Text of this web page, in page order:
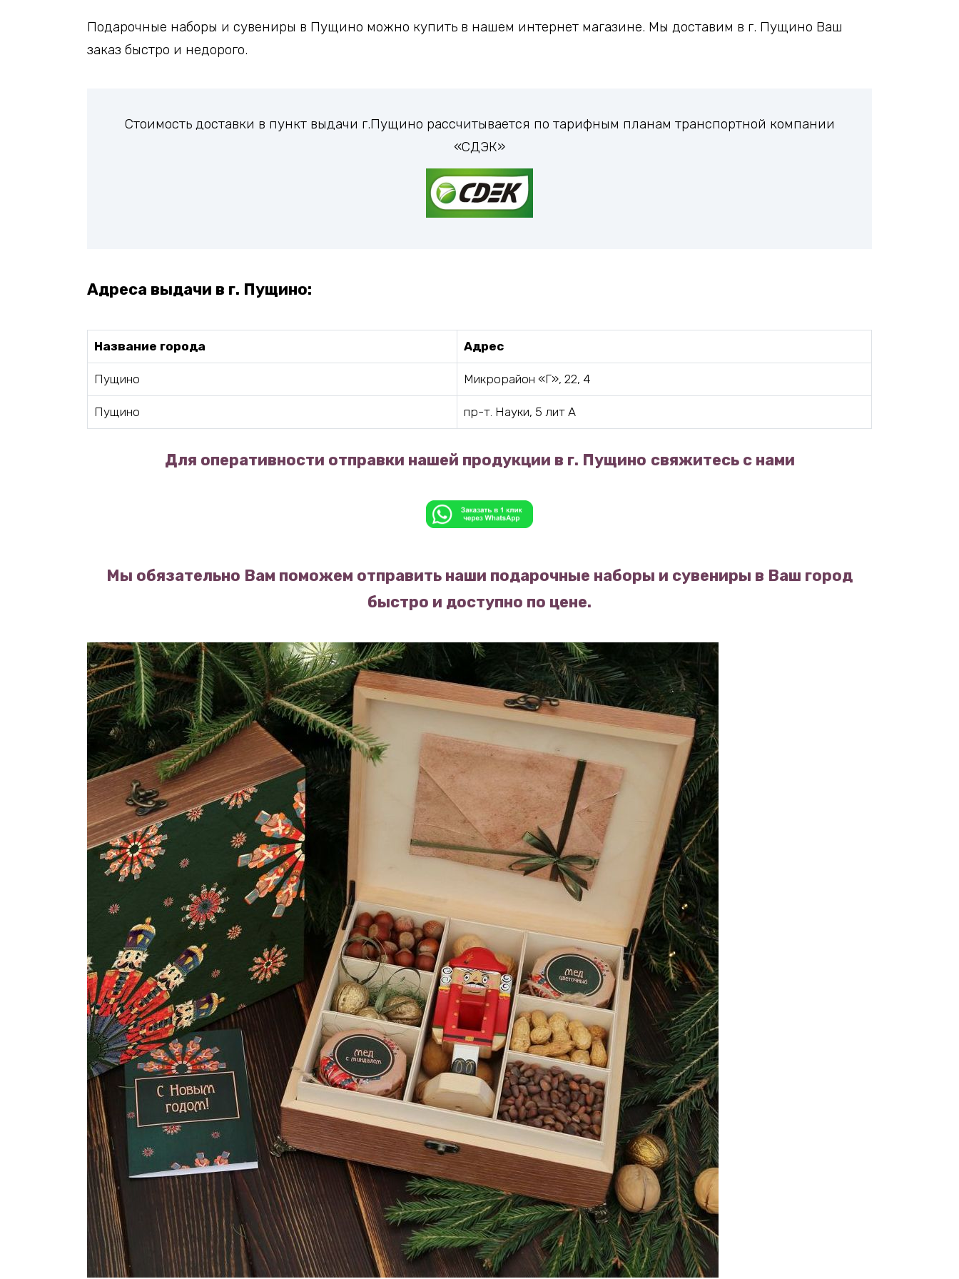
Подарочные наборы и сувениры в Пущино можно купить в нашем интернет магазине. Мы доставим в г. Пущино Ваш
заказ быстро и недорого.
Стоимость доставки в пункт выдачи г.Пущино рассчитывается по тарифным планам транспортной компании
«СДЭК»
Адреса выдачи в г. Пущино:
Название города Адрес
Пущино Микрорайон «Г», 22, 4
Пущино пр-т. Науки, 5 лит А
Для оперативности отправки нашей продукции в г. Пущино свяжитесь с нами
Мы обязательно Вам поможем отправить наши подарочные наборы и сувениры в Ваш город
быстро и доступно по цене.